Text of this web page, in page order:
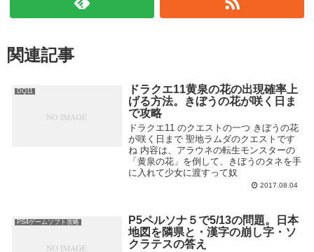
関連記事
DQ11
ドラクエ11黄泉の花の出現確率上
げる方法。きぼうの花が咲く日ま
で攻略
ドラクエ11 のクエストの一つ きぼうの花
が咲く日まで 聖地ラムダのクエストです
ね 内容は、アラウネの転生モンスターの
「黄泉の花」を倒して、きぼうのタネを手
に入れて少女に渡すって奴
2017.08.04
PS4ゲームソフト攻略
P5ペルソナ５で5/13の問題。日本
地図を隣県と・漢字の崩し字・ソ
クラテスの答え